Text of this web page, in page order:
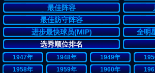
最佳阵容
最佳防守阵容
进步最快球员(MIP)
全明
选秀顺位排名
1947年 1948年 1949年
1958年
1959年 1960年